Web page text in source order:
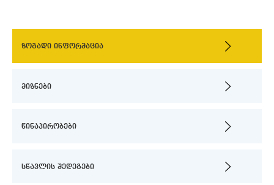
ზოგადი ინფორმაცია
მიზნები
წინაპირობები
სწავლის შედეგები